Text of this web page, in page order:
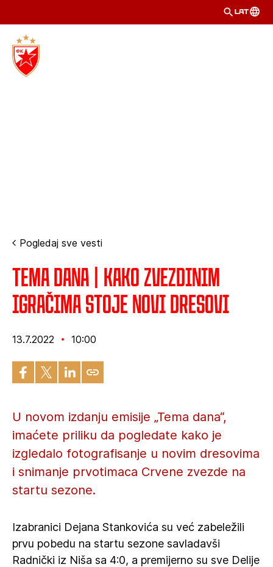
LAT
Pogledaj sve vesti
Tema dana | Kako Zvezdinim
igračima stoje novi dresovi
13.7.2022 10:00
U novom izdanju emisije „Tema dana“,
imaćete priliku da pogledate kako je
izgledalo fotografisanje u novim dresovima
i snimanje prvotimaca Crvene zvezde na
startu sezone.
Izabranici Dejana Stankovića su već zabeležili
prvu pobedu na startu sezone savladavši
Radnički iz Niša sa 4:0, a premijerno su sve Delije